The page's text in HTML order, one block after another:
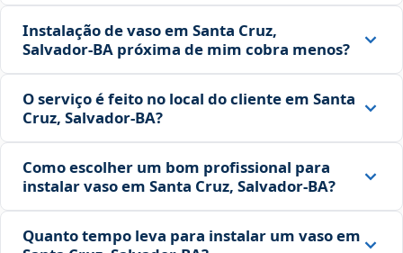
Instalação de vaso em Santa Cruz,
Salvador‑BA próxima de mim cobra menos?
O serviço é feito no local do cliente em Santa
Cruz, Salvador‑BA?
Como escolher um bom profissional para
instalar vaso em Santa Cruz, Salvador‑BA?
Quanto tempo leva para instalar um vaso em